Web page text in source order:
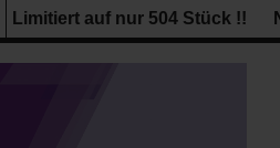
Limitiert auf nur 504 Stück !!